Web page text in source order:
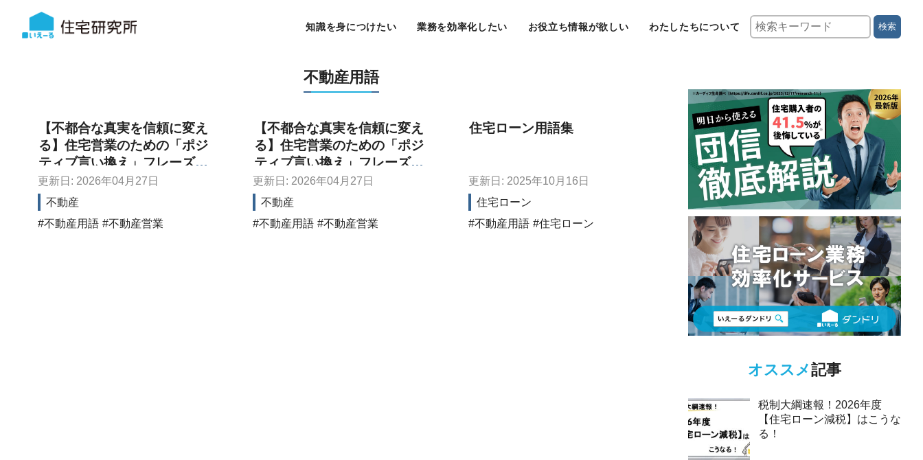
知識を身につけたい 業務を効率化したい お役立ち情報が欲しい わたしたちについて 検索
不動産用語
【不都合な真実を信頼に変え
る】住宅営業のための「ポジ
ティブ言い換え」フレーズ辞
典～住宅ローン・実務ナビ編
～
更新日: 2026年04月27日
不動産
不動産用語
不動産営業
【不都合な真実を信頼に変え
る】住宅営業のための「ポジ
ティブ言い換え」フレーズ辞
典～商談・契約獲得編～
更新日: 2026年04月27日
不動産
不動産用語
不動産営業
住宅ローン用語集
更新日: 2025年10月16日
住宅ローン
不動産用語
住宅ローン
オススメ記事
税制大綱速報！2026年度
【住宅ローン減税】はこうな
る！